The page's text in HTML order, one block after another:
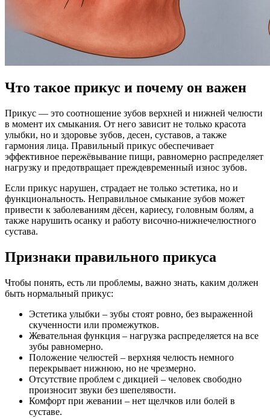
Что такое прикус и почему он важен
Прикус — это соотношение зубов верхней и нижней челюсти
в момент их смыкания. От него зависит не только красота
улыбки, но и здоровье зубов, десен, суставов, а также
гармония лица. Правильный прикус обеспечивает
эффективное пережёвывание пищи, равномерно распределяет
нагрузку и предотвращает преждевременный износ зубов.
Если прикус нарушен, страдает не только эстетика, но и
функциональность. Неправильное смыкание зубов может
привести к заболеваниям дёсен, кариесу, головным болям, а
также нарушить осанку и работу височно-нижнечелюстного
сустава.
Признаки правильного прикуса
Чтобы понять, есть ли проблемы, важно знать, каким должен
быть нормальный прикус:
Эстетика улыбки – зубы стоят ровно, без выраженной
скученности или промежутков.
Жевательная функция – нагрузка распределяется на все
зубы равномерно.
Положение челюстей – верхняя челюсть немного
перекрывает нижнюю, но не чрезмерно.
Отсутствие проблем с дикцией – человек свободно
произносит звуки без шепелявости.
Комфорт при жевании – нет щелчков или болей в
суставе.